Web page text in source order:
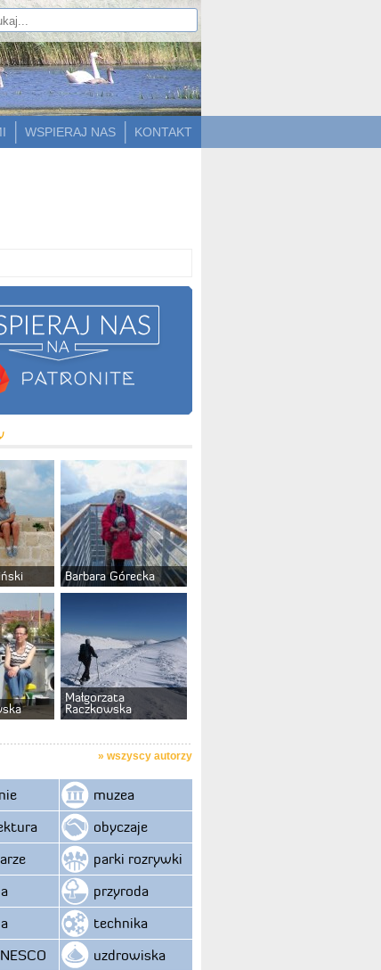
KONTAKT
WSPIERAJ NAS
Barbara Górecka
Małgorzata
Raczkowska
» wszyscy autorzy
muzea
obyczaje
parki rozrywki
przyroda
technika
uzdrowiska